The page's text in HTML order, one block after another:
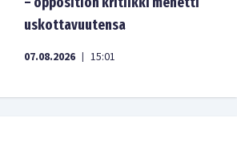
uskottavuutensa
07.08.2026 | 15:01